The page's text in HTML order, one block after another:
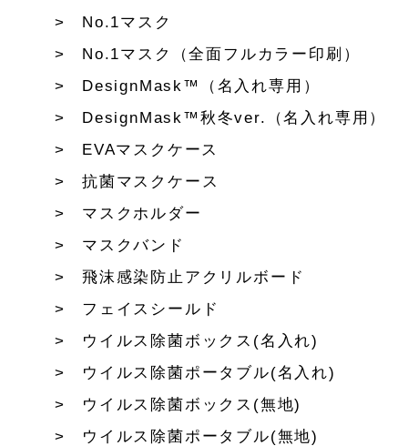
No.1マスク
No.1マスク（全面フルカラー印刷）
DesignMask™（名入れ専用）
DesignMask™秋冬ver.（名入れ専用）
EVAマスクケース
抗菌マスクケース
マスクホルダー
マスクバンド
飛沫感染防止アクリルボード
フェイスシールド
ウイルス除菌ボックス(名入れ)
ウイルス除菌ポータブル(名入れ)
ウイルス除菌ボックス(無地)
ウイルス除菌ポータブル(無地)